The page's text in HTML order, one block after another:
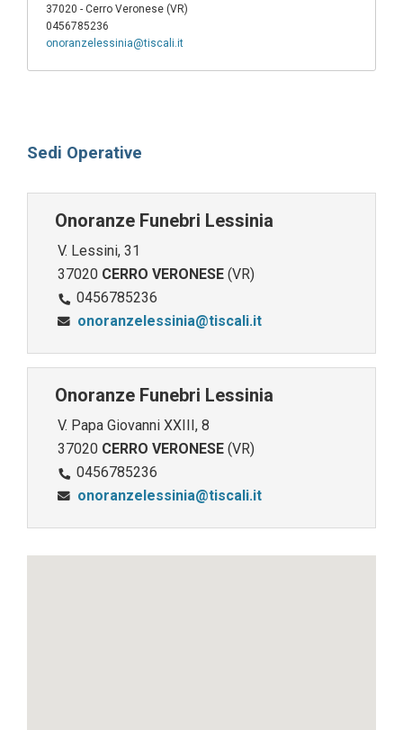
37020 - Cerro Veronese (VR)
0456785236
onoranzelessinia@tiscali.it
Sedi Operative
Onoranze Funebri Lessinia
V. Lessini, 31
37020 CERRO VERONESE (VR)
0456785236
onoranzelessinia@tiscali.it
Onoranze Funebri Lessinia
V. Papa Giovanni XXIII, 8
37020 CERRO VERONESE (VR)
0456785236
onoranzelessinia@tiscali.it